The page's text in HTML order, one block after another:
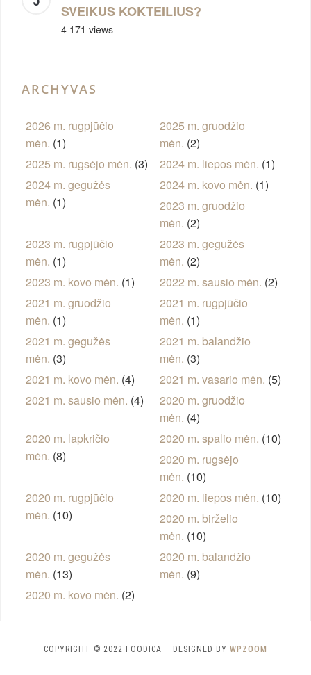
SVEIKUS KOKTEILIUS?
4 171 views
ARCHYVAS
2026 m. rugpjūčio
mėn. (1)
2025 m. gruodžio
mėn. (2)
2025 m. rugsėjo mėn. (3) 2024 m. liepos mėn. (1)
2024 m. gegužės
mėn. (1)
2024 m. kovo mėn. (1)
2023 m. gruodžio
mėn. (2)
2023 m. rugpjūčio
mėn. (1)
2023 m. gegužės
mėn. (2)
2023 m. kovo mėn. (1) 2022 m. sausio mėn. (2)
2021 m. gruodžio
mėn. (1)
2021 m. rugpjūčio
mėn. (1)
2021 m. gegužės
mėn. (3)
2021 m. balandžio
mėn. (3)
2021 m. kovo mėn. (4) 2021 m. vasario mėn. (5)
2021 m. sausio mėn. (4)
2020 m. gruodžio
mėn. (4)
2020 m. lapkričio
mėn. (8)
2020 m. spalio mėn. (10)
2020 m. rugsėjo
mėn. (10)
2020 m. rugpjūčio
mėn. (10)
2020 m. liepos mėn. (10)
2020 m. birželio
mėn. (10)
2020 m. gegužės
mėn. (13)
2020 m. balandžio
mėn. (9)
2020 m. kovo mėn. (2)
COPYRIGHT © 2022 FOODICA — DESIGNED BY WPZOOM